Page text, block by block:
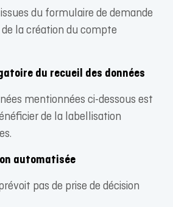
du formulaire de demande
la création du compte
du recueil des données
mentionnées ci-dessous est
de la labellisation
automatisée
pas de prise de décision